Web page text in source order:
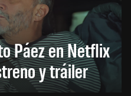
Páez en Netflix
y tráiler